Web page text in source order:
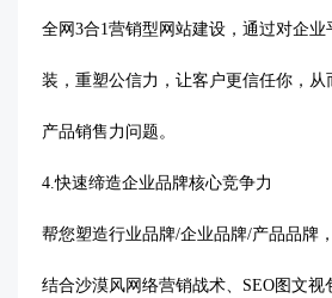
全网 3合1营销型网站建设，通过对企
装，重塑公信力，让客户更信任你，从
产品销售力问题。
4.快速缔造企业品牌核心竞争力
帮您塑造行业品牌/企业品牌/产品品牌
结合沙漠风网络营销战术、SEO图文视